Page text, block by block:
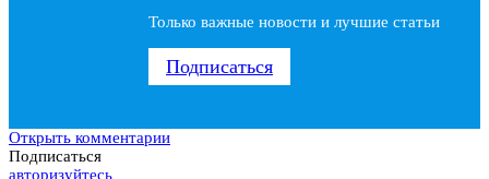
Только важные новости и лучшие статьи
Подписаться
Открыть комментарии
Подписаться
авторизуйтесь